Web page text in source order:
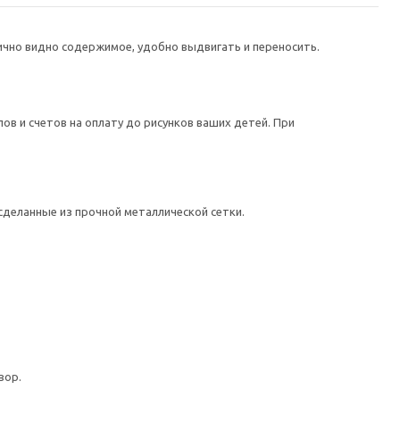
видно содержимое, удобно выдвигать и переносить.
и счетов на оплату до рисунков ваших детей. При
из прочной металлической сетки.